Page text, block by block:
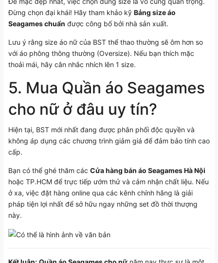
Đừng chọn đại khái! Hãy tham khảo kỹ Bảng size áo
Seagames chuẩn được công bố bởi nhà sản xuất.
Lưu ý rằng size áo nữ của BST thể thao thường sẽ ôm hơn so
với áo phông thông thường (Oversize). Nếu bạn thích mặc
thoải mái, hãy cân nhắc nhích lên 1 size.
5. Mua Quần áo Seagames
cho nữ ở đâu uy tín?
Hiện tại, BST mới nhất đang được phân phối độc quyền và
không áp dụng các chương trình giảm giá để đảm bảo tính cao
cấp.
Bạn có thể ghé thăm các Cửa hàng bán áo Seagames Hà Nội
hoặc TP.HCM để trực tiếp ướm thử và cảm nhận chất liệu. Nếu
ở xa, việc đặt hàng online qua các kênh chính hãng là giải
pháp tiện lợi nhất để sở hữu ngay những set đồ thời thượng
này.